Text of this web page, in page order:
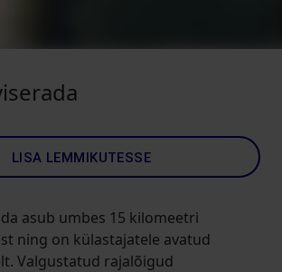
LISA LEMMIKUTESSE
asub umbes 15 kilomeetri
ning on külastajatele avatud
Valgustatud rajalõigud